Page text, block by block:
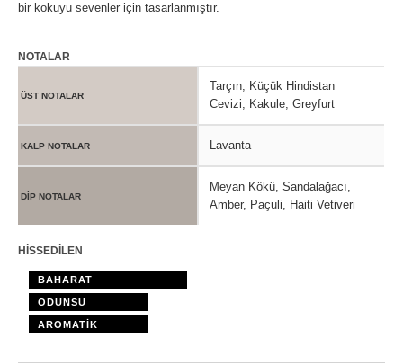
bir kokuyu sevenler için tasarlanmıştır.
NOTALAR
ÜST NOTALAR
Tarçın, Küçük Hindistan
Cevizi, Kakule, Greyfurt
KALP NOTALAR Lavanta
DİP NOTALAR
Meyan Kökü, Sandalağacı,
Amber, Paçuli, Haiti Vetiveri
HİSSEDİLEN
BAHARAT
ODUNSU
AROMATİK